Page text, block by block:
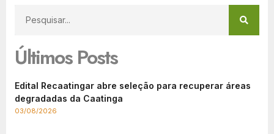
Últimos Posts
Edital Recaatingar abre seleção para recuperar áreas
degradadas da Caatinga
03/08/2026